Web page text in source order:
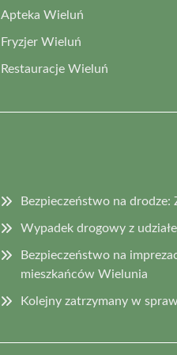
Apteka Wieluń
Fryzjer Wieluń
Restauracje Wieluń
Bezpieczeństwo na
Wypadek drogowy z
Bezpieczeństwo na
mieszkańców Wielunia
Kolejny zatrzymany w